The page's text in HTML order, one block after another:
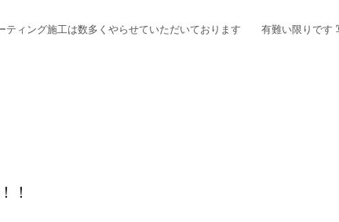
ティング施工は数多くやらせていただいております 有難い限りです
！